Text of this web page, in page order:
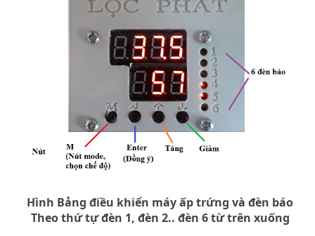
Hình Bảng điều khiển máy ấp trứng và đèn báo
Theo thứ tự đèn 1, đèn 2.. đèn 6 từ trên xuống